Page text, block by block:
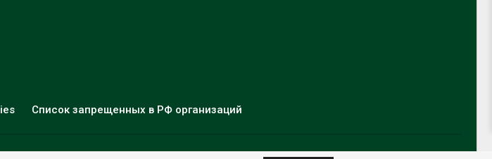
Список запрещенных в РФ организаций